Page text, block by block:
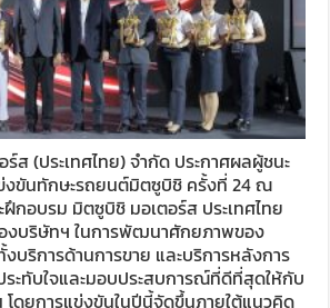
ส (ประเทศไทย) จำกัด ประกาศผลผู้ชนะ
งขันทักษะรถยนต์มิตซูบิชิ ครั้งที่ 24 ณ
กอบรม มิตซูบิชิ มอเตอร์ส ประเทศไทย
งบริษัทฯ ในการพัฒนาศักยภาพของ
บริการด้านการขาย และบริการหลังการ
ระทับใจและมอบประสบการณ์ที่ดีที่สุดให้กับ
ดยการแข่งขันในปีนี้จัดขึ้นภายใต้แนวคิด